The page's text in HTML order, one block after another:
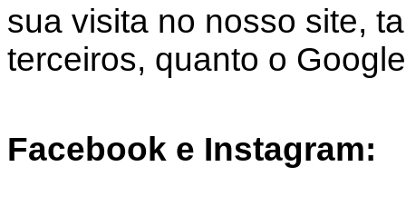
sua visita no nosso site,
terceiros, quanto o
Facebook e Instagram: